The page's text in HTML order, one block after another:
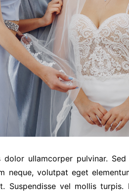
dolor ullamcorper pulvinar.
neque, volutpat eget
Suspendisse vel mollis